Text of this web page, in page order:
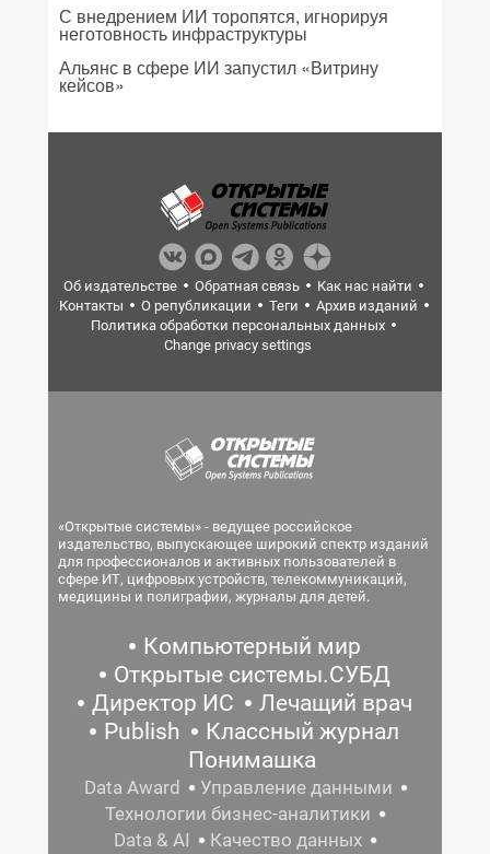
С внедрением ИИ торопятся, игнорируя
неготовность инфраструктуры
Альянс в сфере ИИ запустил «Витрину
кейсов»
Об издательстве Обратная связь
Как нас найти
Контакты
О републикации Теги
Архив изданий
Политика обработки персональных данных
Change privacy settings
«Открытые системы» - ведущее российское
издательство, выпускающее широкий спектр изданий
для профессионалов и активных пользователей в
сфере ИТ, цифровых устройств, телекоммуникаций,
медицины и полиграфии, журналы для детей.
Компьютерный мир
Открытые системы.СУБД
Директор ИС
Лечащий врач
Publish
Классный журнал
Понимашка
Data Award
Управление данными
Технологии бизнес-аналитики
Data & AI
Качество данных